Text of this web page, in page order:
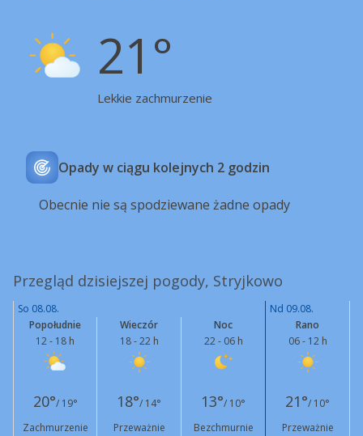
21°
Lekkie zachmurzenie
Opady w ciągu kolejnych 2 godzin
Obecnie nie są spodziewane żadne opady
Przegląd dzisiejszej pogody, Stryjkowo
So 08.08.
Nd 09.08.
Popołudnie
12 - 18 h
Wieczór
18 - 22 h
Noc
22 - 06 h
Rano
06 - 12 h
20°/ 19° 18°/ 14° 13°/ 10° 21°/ 10°
Zachmurzenie
Przeważnie
Bezchmurnie
Przeważnie